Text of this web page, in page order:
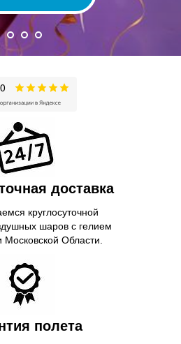
круглосуточной
шаров с гелием
Московской Области.
доставка
полета